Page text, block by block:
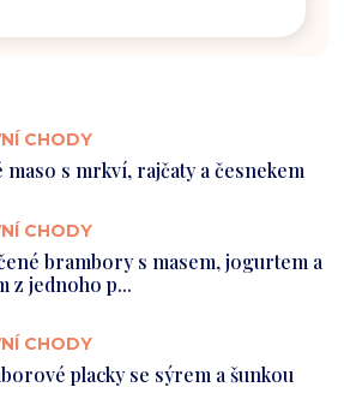
CHODY
maso s mrkví, rajčaty a česnekem
CHODY
brambory s masem, jogurtem a
z jednoho p...
CHODY
placky se sýrem a šunkou